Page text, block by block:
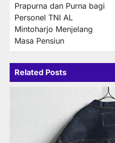
Prapurna dan Purna bagi
Personel TNI AL
Mintoharjo Menjelang
Masa Pensiun
Related Posts